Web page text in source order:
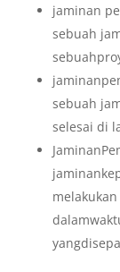
jaminan
sebuah
sebuah
selesai di